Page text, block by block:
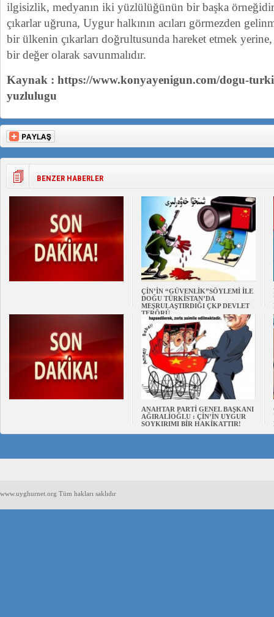
ilgisizlik, medyanın iki yüzlülüğünün bir başka
çıkarlar uğruna, Uygur halkının acıları görmezden
bir ülkenin çıkarları doğrultusunda hareket etmek yerine,
bir değer olarak savunmalıdır.
Kaynak : https://www.konyayenigun.com/dogu-
yuzlulugu
BENZER HABERLER
ÇİN’İN “GÜVENLİK”SÖYLEMİ İLE
DOĞU TÜRKİSTAN’DA
MEŞRULAŞTIRDIĞI ÇKP DEVLET
TERÖRÜ
ANAHTAR PARTİ GENEL BAŞKANI
AĞIRALİOĞLU : ÇİN’İN UYGUR
SOYKIRIMI BİR HAKİKATTIR!
www.uyghurnet.org Tüm hakları saklıdır